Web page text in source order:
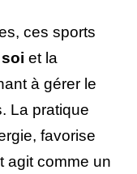
ces sports
et la
à gérer le
La pratique
favorise
agit comme un